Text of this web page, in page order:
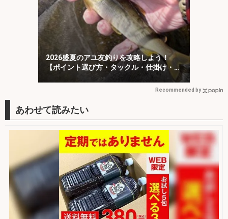
2026盛夏のアユ友釣りを攻略しよう！
【ポイント選び方・タックル・仕掛け・釣
Recommended by